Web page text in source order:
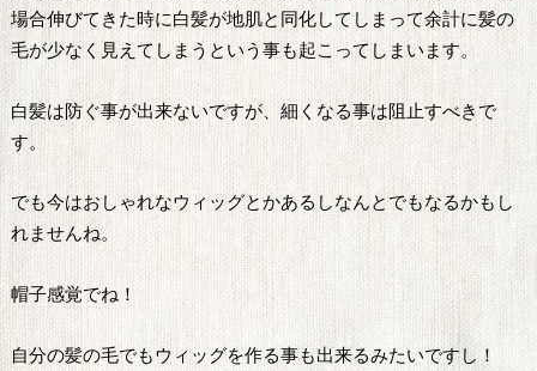
場合伸びてきた時に白髪が地肌と同化してしまって余計に髪の
毛が少なく見えてしまうという事も起こってしまいます。
白髪は防ぐ事が出来ないですが、細くなる事は阻止すべきで
す。
でも今はおしゃれなウィッグとかあるしなんとでもなるかもし
れませんね。
帽子感覚でね！
自分の髪の毛でもウィッグを作る事も出来るみたいですし！